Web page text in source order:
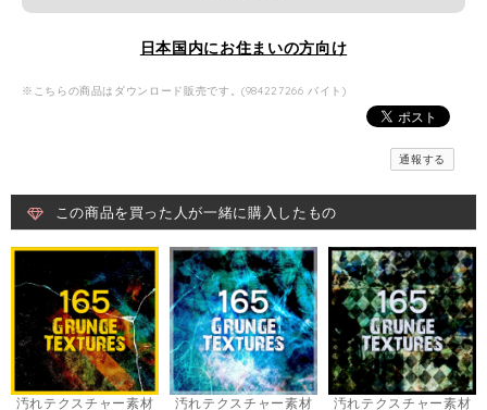
日本国内にお住まいの方向け
※こちらの商品はダウンロード販売です。(984227266 バイト)
通報する
この商品を買った人が一緒に購入したもの
汚れテクスチャー素材 汚れテクスチャー素材 汚れテクスチャー素材